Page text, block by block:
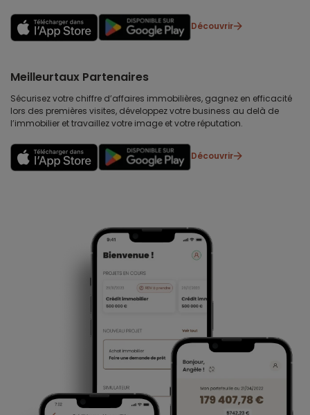
Découvrir
Meilleurtaux Partenaires
Sécurisez votre chiffre d’affaires immobilières, gagnez en efficacité
lors des premières visites, développez votre business au delà de
l’immobilier et travaillez votre image et votre réputation.
Découvrir